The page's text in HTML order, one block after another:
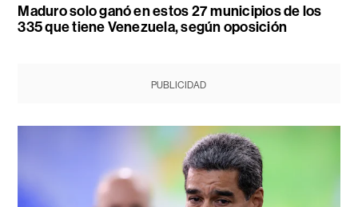
Maduro solo ganó en estos 27 municipios de los
335 que tiene Venezuela, según oposición
PUBLICIDAD